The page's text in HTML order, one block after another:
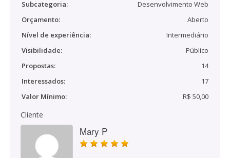
Subcategoria:
Desenvolvimento Web
Orçamento:
Aberto
Nível de experiência:
Intermediário
Visibilidade:
Público
Propostas:
14
Interessados:
17
Valor Mínimo:
R$ 50,00
Cliente
Mary P